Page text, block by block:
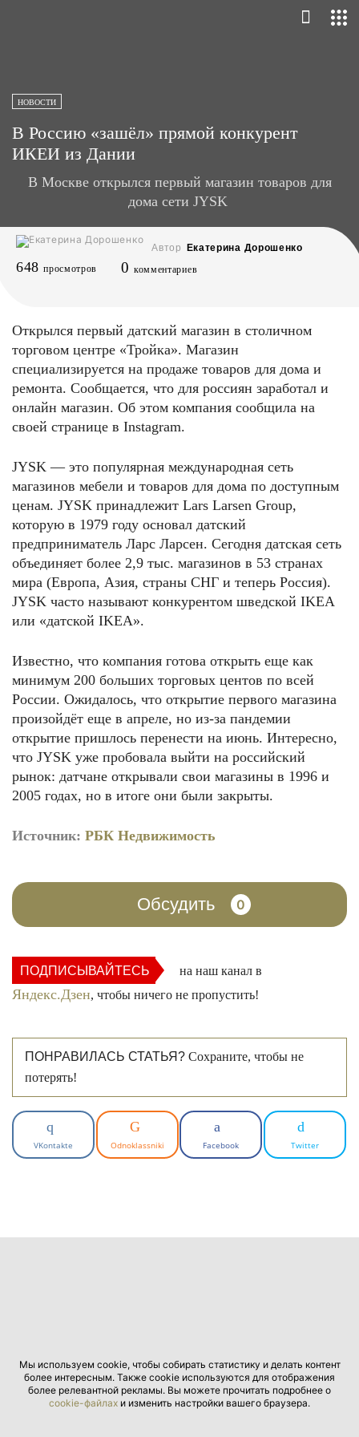
НОВОСТИ
В Россию «зашёл» прямой конкурент
ИКЕИ из Дании
В Москве открылся первый магазин товаров для
дома сети JYSK
Автор Екатерина Дорошенко
648 просмотров 0 комментариев
Открылся первый датский магазин в столичном
торговом центре «Тройка». Магазин
специализируется на продаже товаров для дома и
ремонта. Сообщается, что для россиян заработал и
онлайн магазин. Об этом компания сообщила на
своей странице в Instagram.
JYSK — это популярная международная сеть
магазинов мебели и товаров для дома по доступным
ценам. JYSK принадлежит Lars Larsen Group,
которую в 1979 году основал датский
предприниматель Ларс Ларсен. Сегодня датская сеть
объединяет более 2,9 тыс. магазинов в 53 странах
мира (Европа, Азия, страны СНГ и теперь Россия).
JYSK часто называют конкурентом шведской IKEA
или «датской IKEA».
Известно, что компания готова открыть еще как
минимум 200 больших торговых центов по всей
России. Ожидалось, что открытие первого магазина
произойдёт еще в апреле, но из-за пандемии
открытие пришлось перенести на июнь. Интересно,
что JYSK уже пробовала выйти на российский
рынок: датчане открывали свои магазины в 1996 и
2005 годах, но в итоге они были закрыты.
Источник: РБК Недвижимость
Обсудить 0
ПОДПИСЫВАЙТЕСЬ на наш канал в
Яндекс.Дзен, чтобы ничего не пропустить!
ПОНРАВИЛАСЬ СТАТЬЯ? Сохраните, чтобы не
потерять!
VKontakte Odnoklassniki Facebook Twitter
Мы используем cookie, чтобы собирать статистику и делать контент
более интересным. Также cookie используются для отображения
более релевантной рекламы. Вы можете прочитать подробнее о
cookie-файлах и изменить настройки вашего браузера.